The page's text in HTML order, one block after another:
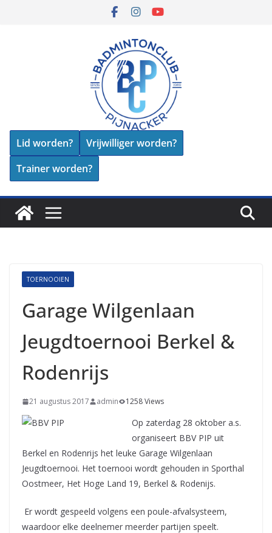
Lid worden?
Vrijwilliger worden?
Trainer worden?
TOERNOOIEN
Garage Wilgenlaan
Jeugdtoernooi Berkel &
Rodenrijs
21 augustus 2017 admin 1258 Views
Op zaterdag 28 oktober a.s.
organiseert BBV PIP uit
Berkel en Rodenrijs het leuke Garage Wilgenlaan
Jeugdtoernooi. Het toernooi wordt gehouden in Sporthal
Oostmeer, Het Hoge Land 19, Berkel & Rodenijs.
Er wordt gespeeld volgens een poule-afvalsysteem,
waardoor elke deelnemer meerder partijen speelt.